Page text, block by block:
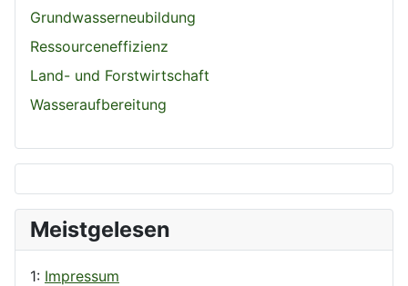
Grundwasserneubildung
Ressourceneffizienz
Land- und Forstwirtschaft
Wasseraufbereitung
Meistgelesen
1: Impressum